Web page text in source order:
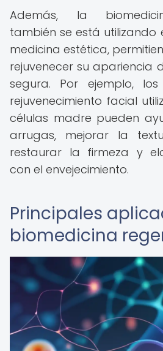
Además, la
también se está
medicina estética,
rejuvenecer su apariencia
segura. Por ejemplo,
rejuvenecimiento facial
células madre pueden
arrugas, mejorar la
restaurar la firmeza y
con el envejecimiento.
Principales
biomedicina